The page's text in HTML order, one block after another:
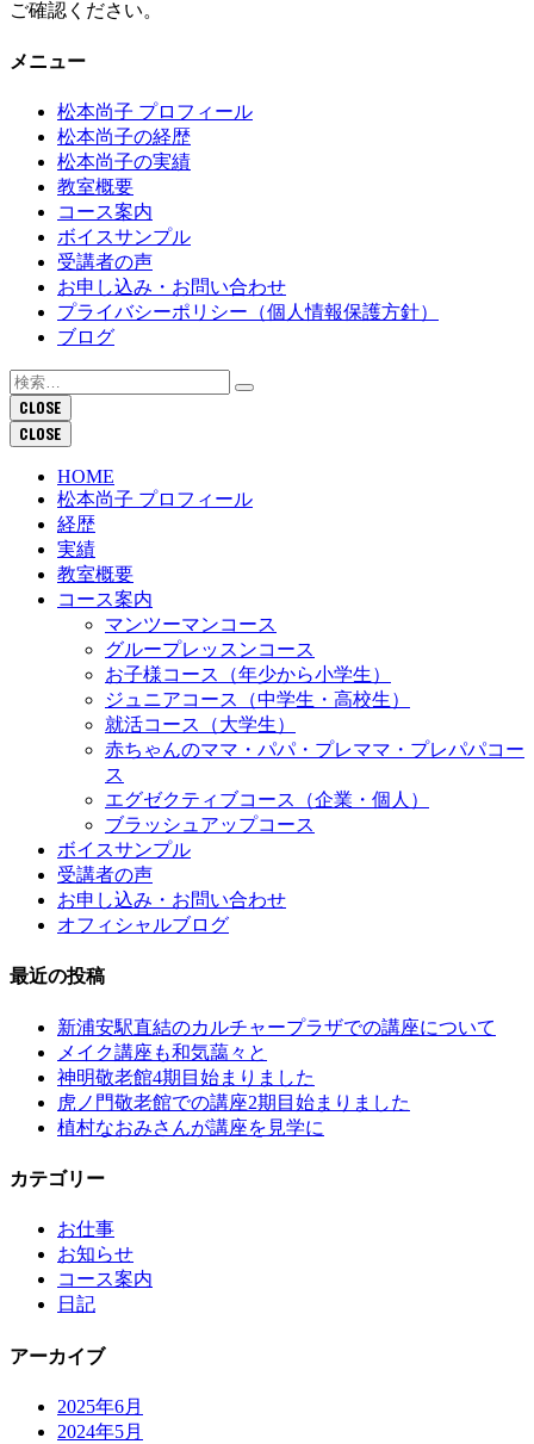
ご確認ください。
メニュー
松本尚子 プロフィール
松本尚子の経歴
松本尚子の実績
教室概要
コース案内
ボイスサンプル
受講者の声
お申し込み・お問い合わせ
プライバシーポリシー（個人情報保護方針）
ブログ
検
索:CLOSE
CLOSE
HOME
松本尚子 プロフィール
経歴
実績
教室概要
コース案内
マンツーマンコース
グループレッスンコース
お子様コース（年少から小学生）
ジュニアコース（中学生・高校生）
就活コース（大学生）
赤ちゃんのママ・パパ・プレママ・プレパパコー
ス
エグゼクティブコース（企業・個人）
ブラッシュアップコース
ボイスサンプル
受講者の声
お申し込み・お問い合わせ
オフィシャルブログ
最近の投稿
新浦安駅直結のカルチャープラザでの講座について
メイク講座も和気藹々と
神明敬老館4期目始まりました
虎ノ門敬老館での講座2期目始まりました
植村なおみさんが講座を見学に
カテゴリー
お仕事
お知らせ
コース案内
日記
アーカイブ
2025年6月
2024年5月